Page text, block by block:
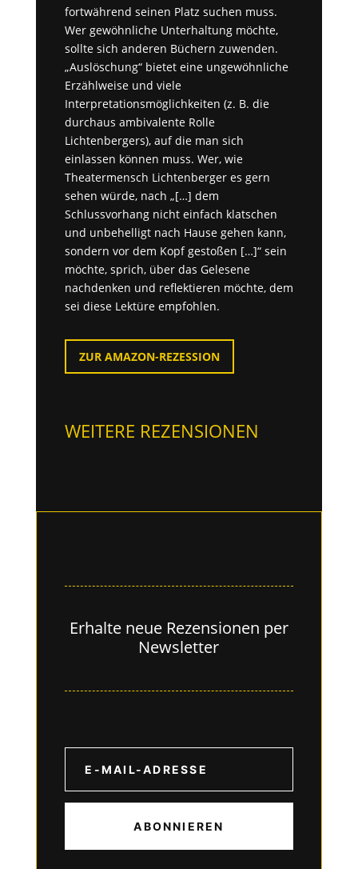
fortwährend seinen Platz suchen muss.
Wer gewöhnliche Unterhaltung möchte,
sollte sich anderen Büchern zuwenden.
„Auslöschung“ bietet eine ungewöhnliche
Erzählweise und viele
Interpretationsmöglichkeiten (z. B. die
durchaus ambivalente Rolle
Lichtenbergers), auf die man sich
einlassen können muss. Wer, wie
Theatermensch Lichtenberger es gern
sehen würde, nach „[…] dem
Schlussvorhang nicht einfach klatschen
und unbehelligt nach Hause gehen kann,
sondern vor dem Kopf gestoßen […]“ sein
möchte, sprich, über das Gelesene
nachdenken und reflektieren möchte, dem
sei diese Lektüre empfohlen.
ZUR AMAZON-REZESSION
WEITERE REZENSIONEN
Erhalte neue Rezensionen per
Newsletter
ABONNIEREN